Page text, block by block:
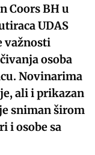
Coors BH u
UDAS
važnosti
osoba
Novinarima
ali i prikazan
sniman širom
i osobe sa